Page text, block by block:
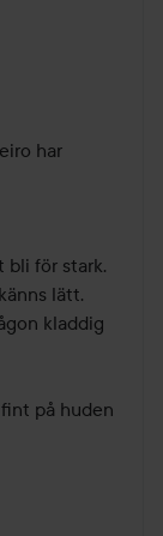
har
bli för stark.
lätt.
kladdig
på huden